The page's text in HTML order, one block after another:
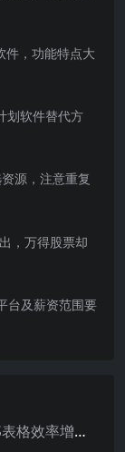
件，功能特点大
划软件替代方
源，注意重复
，万得股票却
台及薪资范围要
方方格子WPS版 – 专业级Excel/WPS表格效率增强插件